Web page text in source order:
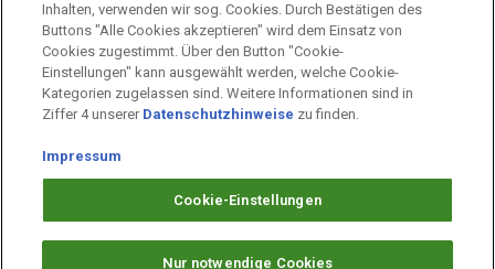
Verkauf und Versand durch:
Verkauf Gutscheine durch:
Sicher einkaufen
Prämien Impressum
Prämien Datenschutz
Inhalten, verwenden wir sog. Cookies. Durch Bestätigen des
Buttons "Alle Cookies akzeptieren" wird dem Einsatz von
Cookies zugestimmt. Über den Button "Cookie-
Einstellungen" kann ausgewählt werden, welche Cookie-
Kategorien zugelassen sind. Weitere Informationen sind in
Ziffer 4 unserer Datenschutzhinweise zu finden.
Impressum
Cookie-Einstellungen
Nur notwendige Cookies